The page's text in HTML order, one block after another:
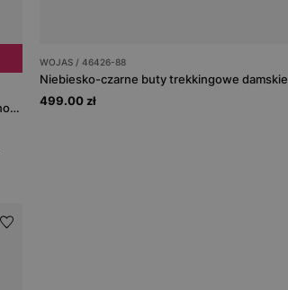
Czarne niskie trekkingi RELAKS z membraną nano-TEX™
WOJAS / 46426-88
Niebiesko-czarne buty trekkingowe damskie
499.00 zł